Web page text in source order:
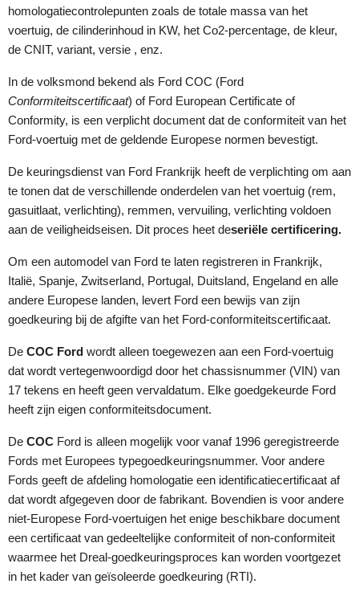
homologatiecontrolepunten zoals de totale massa van het
voertuig, de cilinderinhoud in KW, het Co2-percentage, de kleur,
de CNIT, variant, versie , enz.
In de volksmond bekend als Ford COC (Ford
Conformiteitscertificaat) of Ford European Certificate of
Conformity, is een verplicht document dat de conformiteit van het
Ford-voertuig met de geldende Europese normen bevestigt.
De keuringsdienst van Ford Frankrijk heeft de verplichting om aan
te tonen dat de verschillende onderdelen van het voertuig (rem,
gasuitlaat, verlichting), remmen, vervuiling, verlichting voldoen
aan de veiligheidseisen. Dit proces heet deseriële certificering.
Om een automodel van Ford te laten registreren in Frankrijk,
Italië, Spanje, Zwitserland, Portugal, Duitsland, Engeland en alle
andere Europese landen, levert Ford een bewijs van zijn
goedkeuring bij de afgifte van het Ford-conformiteitscertificaat.
De COC Ford wordt alleen toegewezen aan een Ford-voertuig
dat wordt vertegenwoordigd door het chassisnummer (VIN) van
17 tekens en heeft geen vervaldatum. Elke goedgekeurde Ford
heeft zijn eigen conformiteitsdocument.
De COC Ford is alleen mogelijk voor vanaf 1996 geregistreerde
Fords met Europees typegoedkeuringsnummer. Voor andere
Fords geeft de afdeling homologatie een identificatiecertificaat af
dat wordt afgegeven door de fabrikant. Bovendien is voor andere
niet-Europese Ford-voertuigen het enige beschikbare document
een certificaat van gedeeltelijke conformiteit of non-conformiteit
waarmee het Dreal-goedkeuringsproces kan worden voortgezet
in het kader van geïsoleerde goedkeuring (RTI).